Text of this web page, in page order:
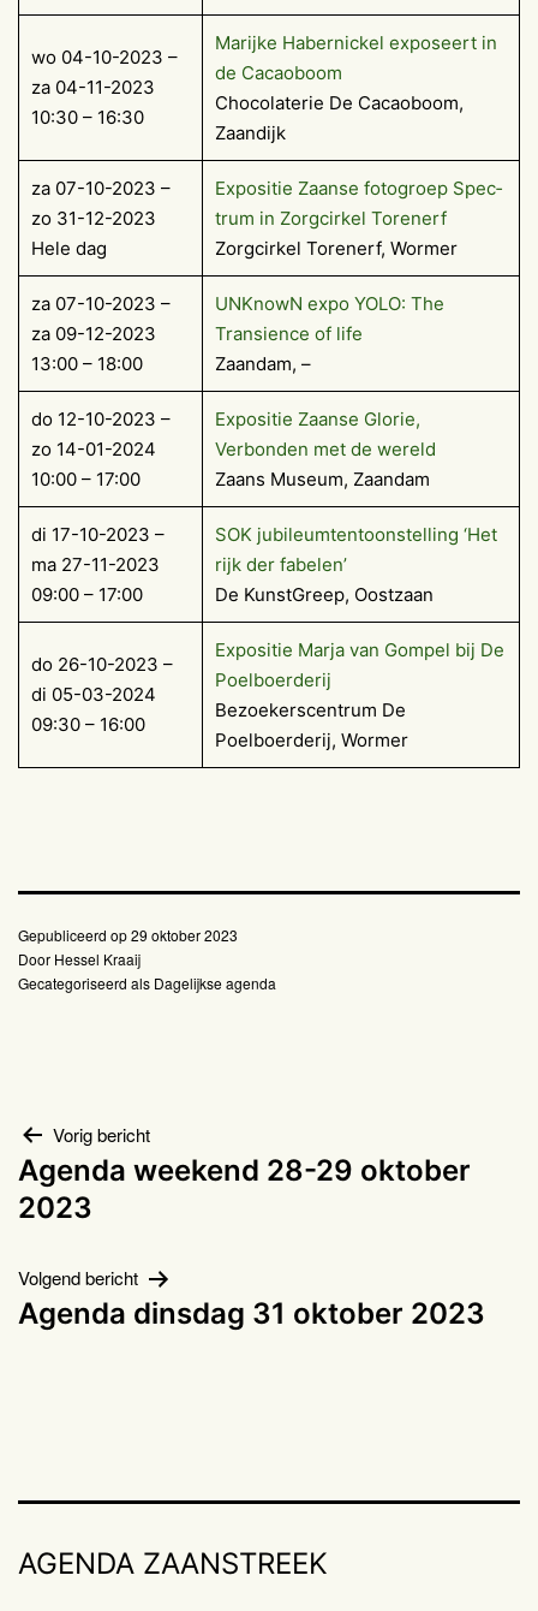
wo 04-10-2023 –
za 04-11-2023
10:30 – 16:30
Marijke Habernickel exposeert in
de Cacaoboom
Chocolaterie De Cacaoboom,
Zaandijk
za 07-10-2023 –
zo 31-12-2023
Hele dag
Exposi­tie Zaanse fotogroep Spec­
trum in Zorgcirkel Toren­erf
Zorgcirkel Torenerf, Wormer
za 07-10-2023 –
za 09-12-2023
13:00 – 18:00
UNKnowN expo YOLO: The
Transience of life
Zaandam, –
do 12-10-2023 –
zo 14-01-2024
10:00 – 17:00
Expositie Zaanse Glorie,
Verbonden met de wereld
Zaans Museum, Zaandam
di 17-10-2023 –
ma 27-11-2023
09:00 – 17:00
SOK jubileumtentoonstelling ‘Het
rijk der fabelen’
De KunstGreep, Oostzaan
do 26-10-2023 –
di 05-03-2024
09:30 – 16:00
Exposi­tie Marja van Gom­pel bij De
Poelboerderij
Bezoekerscentrum De
Poelboerderij, Wormer
Gepubliceerd op29 oktober 2023
Door Hessel Kraaij
Gecategoriseerd als Dagelijkse agenda
Bericht
navigatie
Vorig bericht
Agenda weekend 28-29 oktober
2023
Volgend bericht
Agenda dinsdag 31 oktober 2023
AGENDA ZAANSTREEK